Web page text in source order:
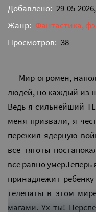
Добавлено: 29-05-
Жанр: Фантастика,
Просмотров: 38
Мир огромен,
людей, но каждый из
Ведь я сильнейший
меня призвали, я
пережил ядерную
все тяготы
все равно
принадлежит
телепаты в этом
магами. Ух ты!